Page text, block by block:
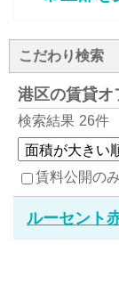
こだわり検索
港区の賃貸オ
検索結果 26件
賃料公開のみ
ルーセント